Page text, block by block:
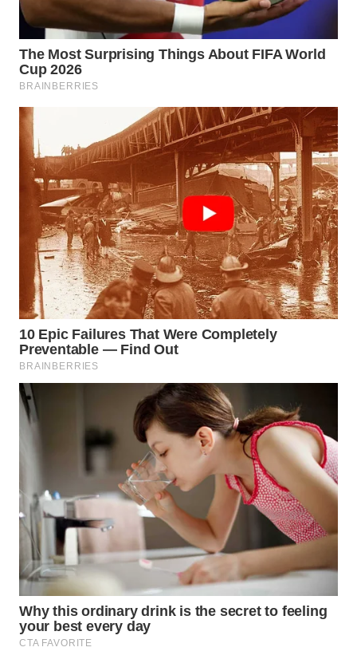
WN
KALTARA
WN
KALSEL
KALTIM
WN
SULSEL
WN
GORONTALO
WN
SULUT
WN
MALUKU
WN
DAIRI
DANAU
TOBA
WN
NIAS